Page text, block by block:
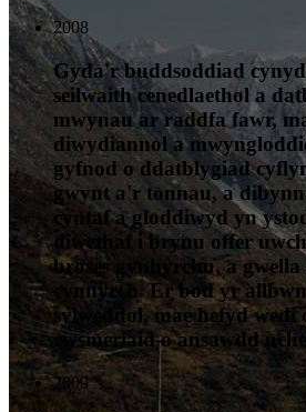
2008
Gyda'r buddsoddiad
seilwaith cenedlaethol a
mwynau ar raddfa fawr,
diwydiannol a
gyfnod o ddatblygiad
gwynt a'r tonnau, a
cyntaf a gloddiwyd yn
diwethaf i brynu offer
broses gynhyrchu, a
cynnyrch. Er bod yr
sylweddol, mae hefyd
cwsmeriaid o ansawdd
2009